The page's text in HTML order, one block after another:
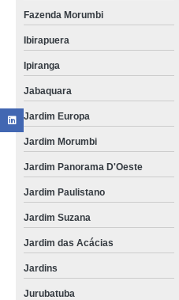
Fazenda Morumbi
Ibirapuera
Ipiranga
Jabaquara
Jardim Europa
Jardim Morumbi
Jardim Panorama D'Oeste
Jardim Paulistano
Jardim Suzana
Jardim das Acácias
Jardins
Jurubatuba